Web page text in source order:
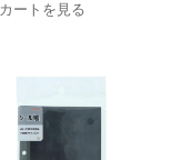
カートを見る